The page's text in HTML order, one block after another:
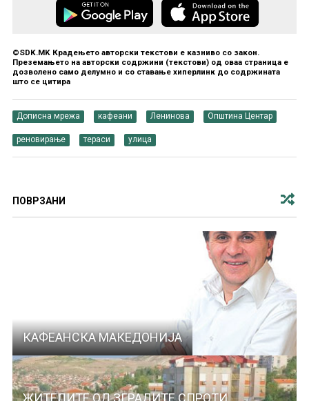
©SDK.MK Крадењето авторски текстови е казниво со закон.
Преземањето на авторски содржини (текстови) од оваа страница е
дозволено само делумно и со ставање хиперлинк до содржината
што се цитира
Дописна мрежа кафеани Ленинова Општина Центар
реновирање тераси улица
ПОВРЗАНИ
КАФЕАНСКА МАКЕДОНИЈА
ЖИТЕЛИТЕ ОД ЗГРАДИТЕ СПРОТИ